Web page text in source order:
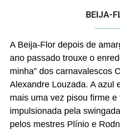
BEIJA-
A Beija-Flor depois de
ano passado trouxe o
minha” dos carnavalescos
Alexandre Louzada. A azul
mais uma vez pisou firme
impulsionada pela
pelos mestres Plínio e